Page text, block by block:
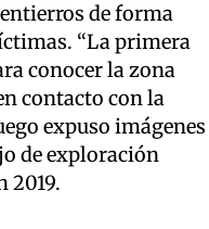
de forma
“La primera
conocer la zona
contacto con la
expuso imágenes
de exploración
2019.